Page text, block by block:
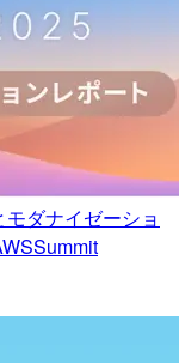
モダナイゼーショ